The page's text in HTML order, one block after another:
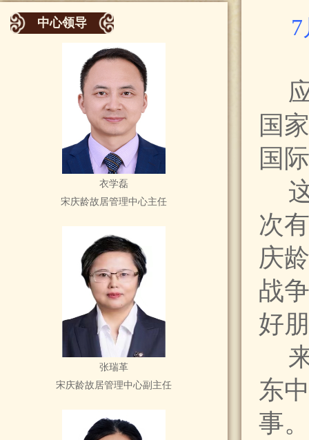
中心领导
衣学磊
宋庆龄故居管理中心主任
张瑞革
宋庆龄故居管理中心副主任
国
国
次
庆
战
好
东
事